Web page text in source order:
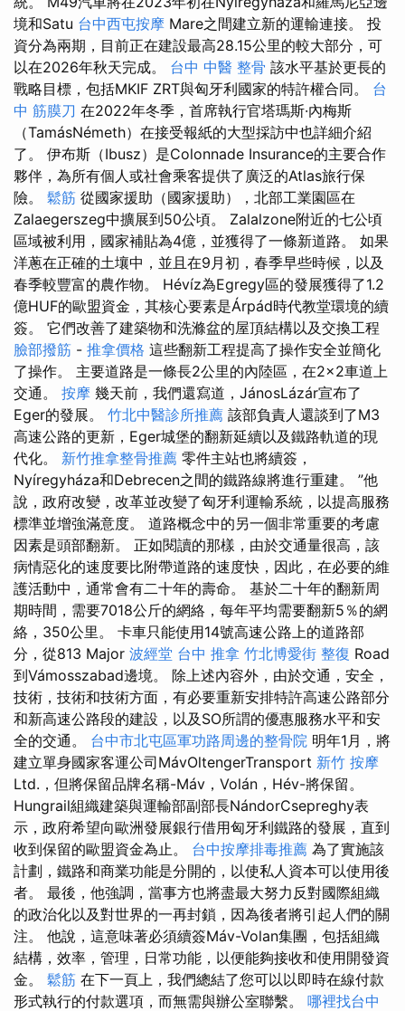
境和Satu 台中西屯按摩 Mare之間建立新的運輸連接。 投
資分為兩期，目前正在建設最高28.15公里的較大部分，可
以在2026年秋天完成。 台中 中醫 整骨 該水平基於更長的
戰略目標，包括MKIF ZRT與匈牙利國家的特許權合同。 台
中 筋膜刀 在2022年冬季，首席執行官塔瑪斯·內梅斯
（TamásNémeth）在接受報紙的大型採訪中也詳細介紹
了。 伊布斯（Ibusz）是Colonnade Insurance的主要合作
夥伴，為所有個人或社會乘客提供了廣泛的Atlas旅行保
險。 鬆筋 從國家援助（國家援助），北部工業園區在
Zalaegerszeg中擴展到50公頃。 Zalalzone附近的七公頃
區域被利用，國家補貼為4億，並獲得了一條新道路。 如果
洋蔥在正確的土壤中，並且在9月初，春季早些時候，以及
春季較豐富的農作物。 Hévíz為Egregy區的發展獲得了1.2
億HUF的歐盟資金，其核心要素是Árpád時代教堂環境的續
簽。 它們改善了建築物和洗滌盆的屋頂結構以及交換工程
臉部撥筋 - 推拿價格 這些翻新工程提高了操作安全並簡化
了操作。 主要道路是一條長2公里的內陸區，在2×2車道上
交通。 按摩 幾天前，我們還寫道，JánosLázár宣布了
Eger的發展。 竹北中醫診所推薦 該部負責人還談到了M3
高速公路的更新，Eger城堡的翻新延續以及鐵路軌道的現
代化。 新竹推拿整骨推薦 零件主站也將續簽，
Nyíregyháza和Debrecen之間的鐵路線將進行重建。 ”他
說，政府改變，改革並改變了匈牙利運輸系統，以提高服務
標準並增強滿意度。 道路概念中的另一個非常重要的考慮
因素是頭部翻新。 正如閱讀的那樣，由於交通量很高，該
病情惡化的速度要比附帶道路的速度快，因此，在必要的維
護活動中，通常會有二十年的壽命。 基於二十年的翻新周
期時間，需要7018公斤的網絡，每年平均需要翻新5％的網
絡，350公里。 卡車只能使用14號高速公路上的道路部
分，從813 Major 波經堂 台中 推拿 竹北博愛街 整復 Road
到Vámosszabad邊境。 除上述內容外，由於交通，安全，
技術，技術和技術方面，有必要重新安排特許高速公路部分
和新高速公路段的建設，以及SO所謂的優惠服務水平和安
全的交通。 台中市北屯區軍功路周邊的整骨院 明年1月，將
建立單身國家客運公司MávOltengerTransport 新竹 按摩
Ltd.，但將保留品牌名稱-Máv，Volán，Hév-將保留。
Hungrail組織建築與運輸部副部長NándorCsepreghy表
示，政府希望向歐洲發展銀行借用匈牙利鐵路的發展，直到
收到保留的歐盟資金為止。 台中按摩排毒推薦 為了實施該
計劃，鐵路和商業功能是分開的，以使私人資本可以使用後
者。 最後，他強調，當事方也將盡最大努力反對國際組織
的政治化以及對世界的一再封鎖，因為後者將引起人們的關
注。 他說，這意味著必須續簽Máv-Volan集團，包括組織
結構，效率，管理，日常功能，以便能夠接收和使用開發資
金。 鬆筋 在下一頁上，我們總結了您可以以即時在線付款
形式執行的付款選項，而無需與辦公室聯繫。 哪裡找台中